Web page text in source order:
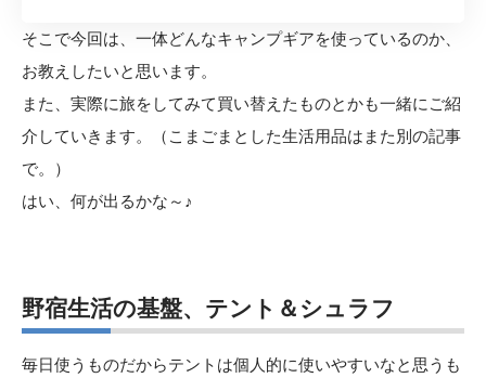
そこで今回は、一体どんなキャンプギアを使っているのか、
お教えしたいと思います。
また、実際に旅をしてみて買い替えたものとかも一緒にご紹
介していきます。（こまごまとした生活用品はまた別の記事
で。）
はい、何が出るかな～♪
野宿生活の基盤、テント＆シュラフ
毎日使うものだからテントは個人的に使いやすいなと思うも